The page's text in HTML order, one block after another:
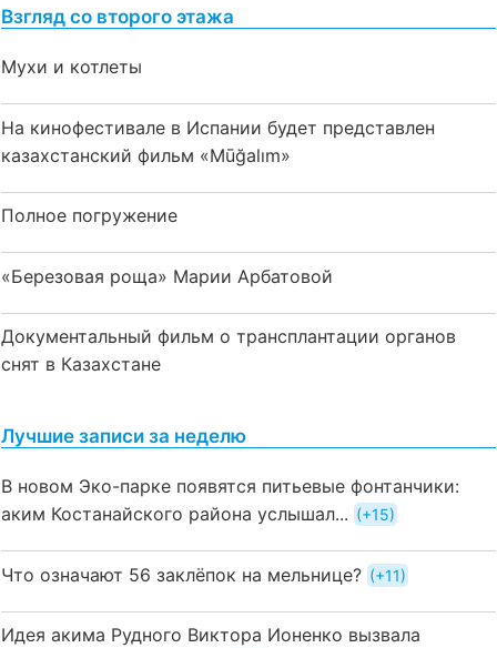
Взгляд со второго этажа
Мухи и котлеты
На кинофестивале в Испании будет представлен
казахстанский фильм «Mūğalım»
Полное погружение
«Березовая роща» Марии Арбатовой
Документальный фильм о трансплантации органов
снят в Казахстане
Лучшие записи за неделю
В новом Эко-парке появятся питьевые фонтанчики:
аким Костанайского района услышал...
+15
Что означают 56 заклёпок на мельнице? +11
Идея акима Рудного Виктора Ионенко вызвала